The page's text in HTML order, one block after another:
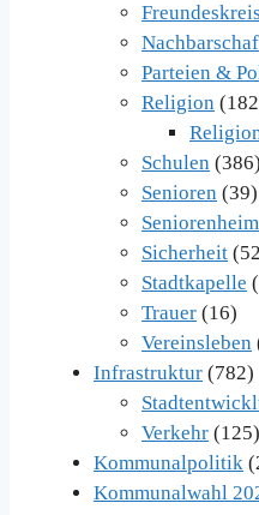
Parteien &
Religion
Schulen (386)
Senioren (39)
Sicherheit
Stadtkapelle
Trauer (16)
Vereinsleben
Infrastruktur (782)
Verkehr (125)
Kommunalpolitik
Kommunalwahl